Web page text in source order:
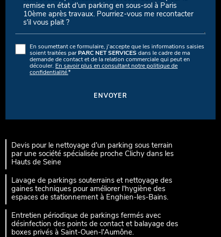
En soumettant ce formulaire, j'accepte que les informations saisies
soient traitées par PARC NET SERVICES dans le cadre de ma
demande de contact et de la relation commerciale qui peut en
découler. En savoir plus en consultant notre politique de
confidentialité.*
Devis pour le nettoyage d'un parking sous terrain
par une société spécialisée proche Clichy dans les
Hauts de Seine
Lavage de parkings souterrains et nettoyage des
gaines techniques pour améliorer l'hygiène des
espaces de stationnement à Enghien-les-Bains.
Entretien périodique de parkings fermés avec
désinfection des points de contact et balayage des
boxes privés à Saint-Ouen-l'Aumône.